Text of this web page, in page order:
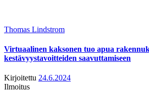
Thomas Lindstrom
Virtuaalinen kaksonen tuo apua
kestävyystavoitteiden saavuttamiseen
Kirjoitettu 24.6.2024
Ilmoitus